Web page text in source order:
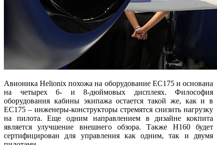
Авионика Helionix похожа на оборудование ЕС175 и основана
на четырех 6- и 8-дюймовых дисплеях. Философия
оборудования кабины экипажа остается такой же, как и в
ЕС175 – инженеры-конструкторы стремятся снизить нагрузку
на пилота. Еще одним направлением в дизайне кокпита
является улучшение внешнего обзора. Также H160 будет
сертифицирован для управления как одним, так и двумя